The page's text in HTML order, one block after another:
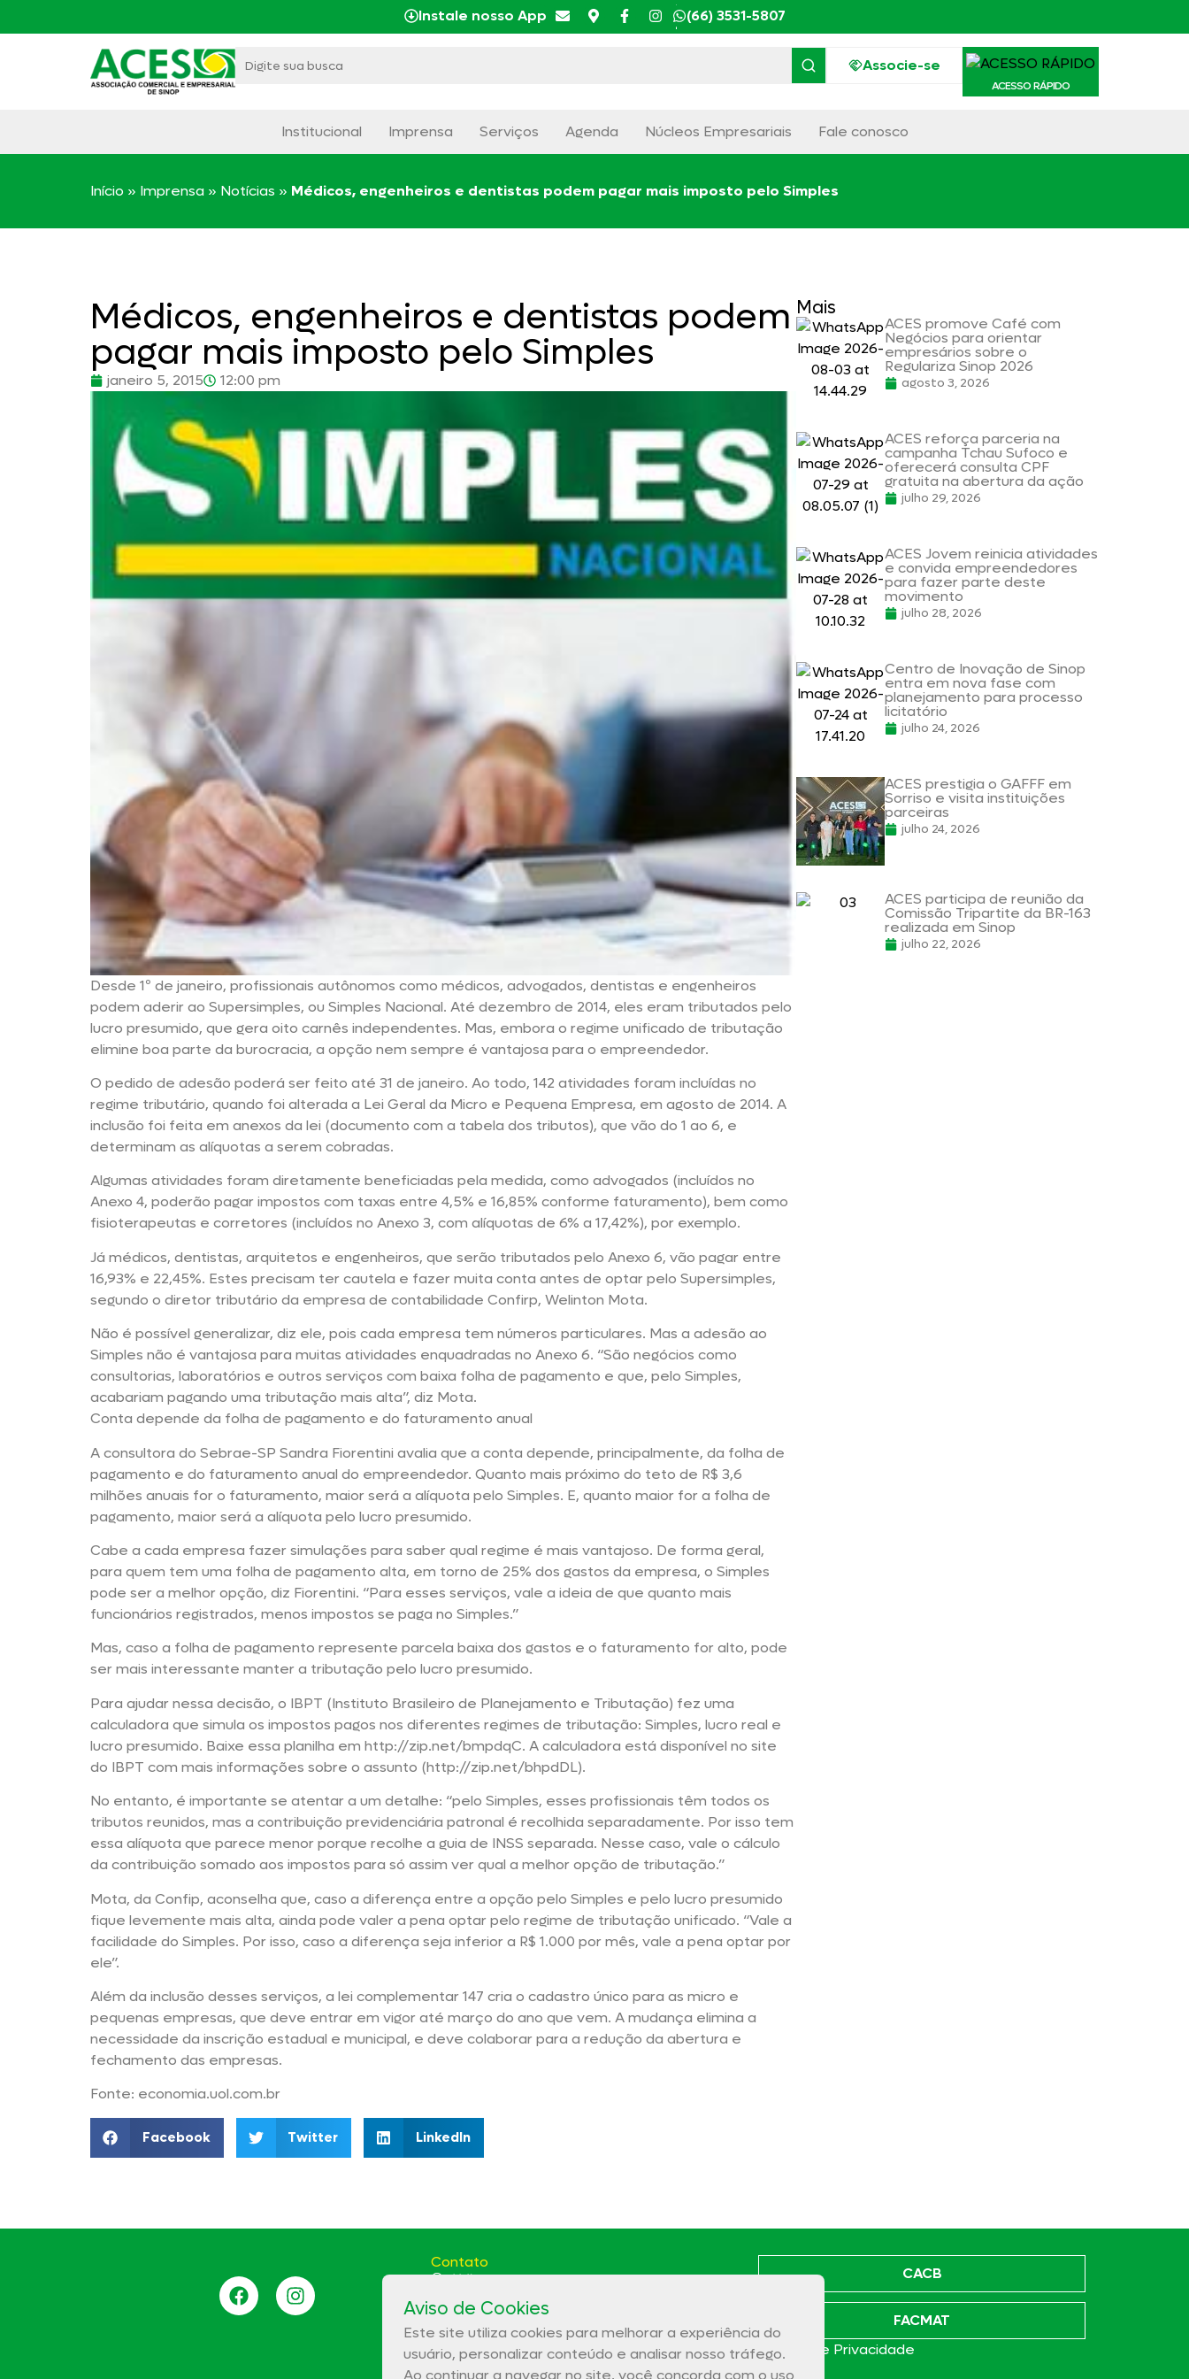
Instale nosso App (66) 3531-5807
Associe-se
ACESSO RÁPIDO
Institucional Imprensa Serviços Agenda Núcleos Empresariais Fale conosco
Início » Imprensa » Notícias » Médicos, engenheiros e dentistas podem pagar mais imposto pelo Simples
Médicos, engenheiros e dentistas podem
pagar mais imposto pelo Simples
janeiro 5, 2015 12:00 pm
Desde 1º de janeiro, profissionais autônomos como médicos, advogados, dentistas e engenheiros
podem aderir ao Supersimples, ou Simples Nacional. Até dezembro de 2014, eles eram tributados pelo
lucro presumido, que gera oito carnês independentes. Mas, embora o regime unificado de tributação
elimine boa parte da burocracia, a opção nem sempre é vantajosa para o empreendedor.
O pedido de adesão poderá ser feito até 31 de janeiro. Ao todo, 142 atividades foram incluídas no
regime tributário, quando foi alterada a Lei Geral da Micro e Pequena Empresa, em agosto de 2014. A
inclusão foi feita em anexos da lei (documento com a tabela dos tributos), que vão do 1 ao 6, e
determinam as alíquotas a serem cobradas.
Algumas atividades foram diretamente beneficiadas pela medida, como advogados (incluídos no
Anexo 4, poderão pagar impostos com taxas entre 4,5% e 16,85% conforme faturamento), bem como
fisioterapeutas e corretores (incluídos no Anexo 3, com alíquotas de 6% a 17,42%), por exemplo.
Já médicos, dentistas, arquitetos e engenheiros, que serão tributados pelo Anexo 6, vão pagar entre
16,93% e 22,45%. Estes precisam ter cautela e fazer muita conta antes de optar pelo Supersimples,
segundo o diretor tributário da empresa de contabilidade Confirp, Welinton Mota.
Não é possível generalizar, diz ele, pois cada empresa tem números particulares. Mas a adesão ao
Simples não é vantajosa para muitas atividades enquadradas no Anexo 6. “São negócios como
consultorias, laboratórios e outros serviços com baixa folha de pagamento e que, pelo Simples,
acabariam pagando uma tributação mais alta”, diz Mota.
Conta depende da folha de pagamento e do faturamento anual
A consultora do Sebrae-SP Sandra Fiorentini avalia que a conta depende, principalmente, da folha de
pagamento e do faturamento anual do empreendedor. Quanto mais próximo do teto de R$ 3,6
milhões anuais for o faturamento, maior será a alíquota pelo Simples. E, quanto maior for a folha de
pagamento, maior será a alíquota pelo lucro presumido.
Cabe a cada empresa fazer simulações para saber qual regime é mais vantajoso. De forma geral,
para quem tem uma folha de pagamento alta, em torno de 25% dos gastos da empresa, o Simples
pode ser a melhor opção, diz Fiorentini. “Para esses serviços, vale a ideia de que quanto mais
funcionários registrados, menos impostos se paga no Simples.”
Mas, caso a folha de pagamento represente parcela baixa dos gastos e o faturamento for alto, pode
ser mais interessante manter a tributação pelo lucro presumido.
Para ajudar nessa decisão, o IBPT (Instituto Brasileiro de Planejamento e Tributação) fez uma
calculadora que simula os impostos pagos nos diferentes regimes de tributação: Simples, lucro real e
lucro presumido. Baixe essa planilha em http://zip.net/bmpdqC. A calculadora está disponível no site
do IBPT com mais informações sobre o assunto (http://zip.net/bhpdDL).
No entanto, é importante se atentar a um detalhe: “pelo Simples, esses profissionais têm todos os
tributos reunidos, mas a contribuição previdenciária patronal é recolhida separadamente. Por isso tem
essa alíquota que parece menor porque recolhe a guia de INSS separada. Nesse caso, vale o cálculo
da contribuição somado aos impostos para só assim ver qual a melhor opção de tributação.”
Mota, da Confip, aconselha que, caso a diferença entre a opção pelo Simples e pelo lucro presumido
fique levemente mais alta, ainda pode valer a pena optar pelo regime de tributação unificado. “Vale a
facilidade do Simples. Por isso, caso a diferença seja inferior a R$ 1.000 por mês, vale a pena optar por
ele”.
Além da inclusão desses serviços, a lei complementar 147 cria o cadastro único para as micro e
pequenas empresas, que deve entrar em vigor até março do ano que vem. A mudança elimina a
necessidade da inscrição estadual e municipal, e deve colaborar para a redução da abertura e
fechamento das empresas.
Fonte: economia.uol.com.br
Facebook Twitter LinkedIn
Mais
ACES promove Café com
Negócios para orientar
empresários sobre o
Regulariza Sinop 2026
agosto 3, 2026
ACES reforça parceria na
campanha Tchau Sufoco e
oferecerá consulta CPF
gratuita na abertura da ação
julho 29, 2026
ACES Jovem reinicia atividades
e convida empreendedores
para fazer parte deste
movimento
julho 28, 2026
Centro de Inovação de Sinop
entra em nova fase com
planejamento para processo
licitatório
julho 24, 2026
ACES prestigia o GAFFF em
Sorriso e visita instituições
parceiras
julho 24, 2026
ACES participa de reunião da
Comissão Tripartite da BR-163
realizada em Sinop
julho 22, 2026
Contato
(66) 3531-5807
Av. das Itaúbas, 2331 St. Comercial Sinop - MT CEP:
78556-100
aces@aces.org.br
CACB
FACMAT
Política de Privacidade
Aviso de Cookies
Este site utiliza cookies para melhorar a experiência do
usuário, personalizar conteúdo e analisar nosso tráfego.
Ao continuar a navegar no site, você concorda com o uso